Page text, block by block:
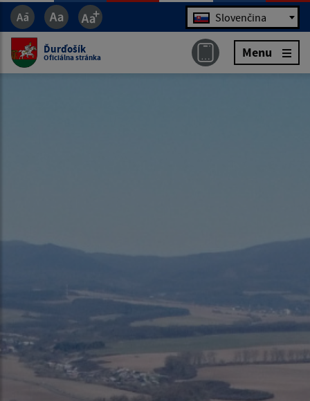
Jazyk Slovenčina
Ďurďošík
Oficiálna stránka Menu